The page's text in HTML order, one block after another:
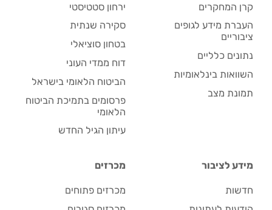
קרן המחקרים
העברת מידע לגופים
ציבוריים
נתונים כלליים
השוואות בינלאומיות
תמונת מצב
ירחון סטטיסטי
סקירה שנתית
בטחון סוציאלי
דוח ממדי העוני
הביטוח הלאומי בישראל
פרסומים בתמיכת הביטוח
הלאומי
עיתון הגיל החדש
מידע לציבור
חדשות
מכרזים
מכרזים פתוחים